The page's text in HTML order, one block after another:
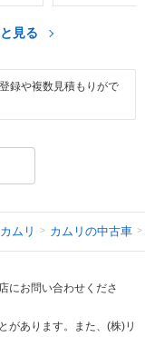
見る
録や複数見積もりがで
カムリ カムリの中古車
にお問い合わせくださ
があります。また、(株)リ